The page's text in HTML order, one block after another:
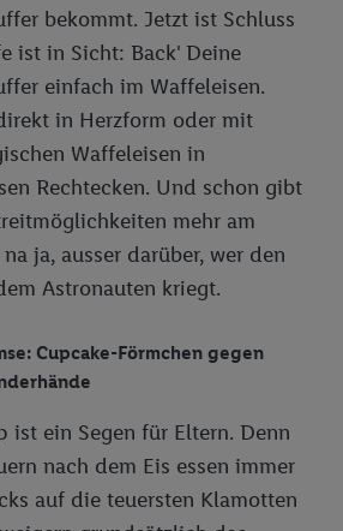
bekommt. Jetzt ist Schluss
ist in Sicht: Back' Deine
einfach im Waffeleisen.
in Herzform oder mit
Waffeleisen in
Rechtecken. Und schon gibt
mehr am
ja, ausser darüber, wer den
Astronauten kriegt.
Cupcake-Förmchen gegen
ist ein Segen für Eltern. Denn
nach dem Eis essen immer
auf die teuersten Klamotten